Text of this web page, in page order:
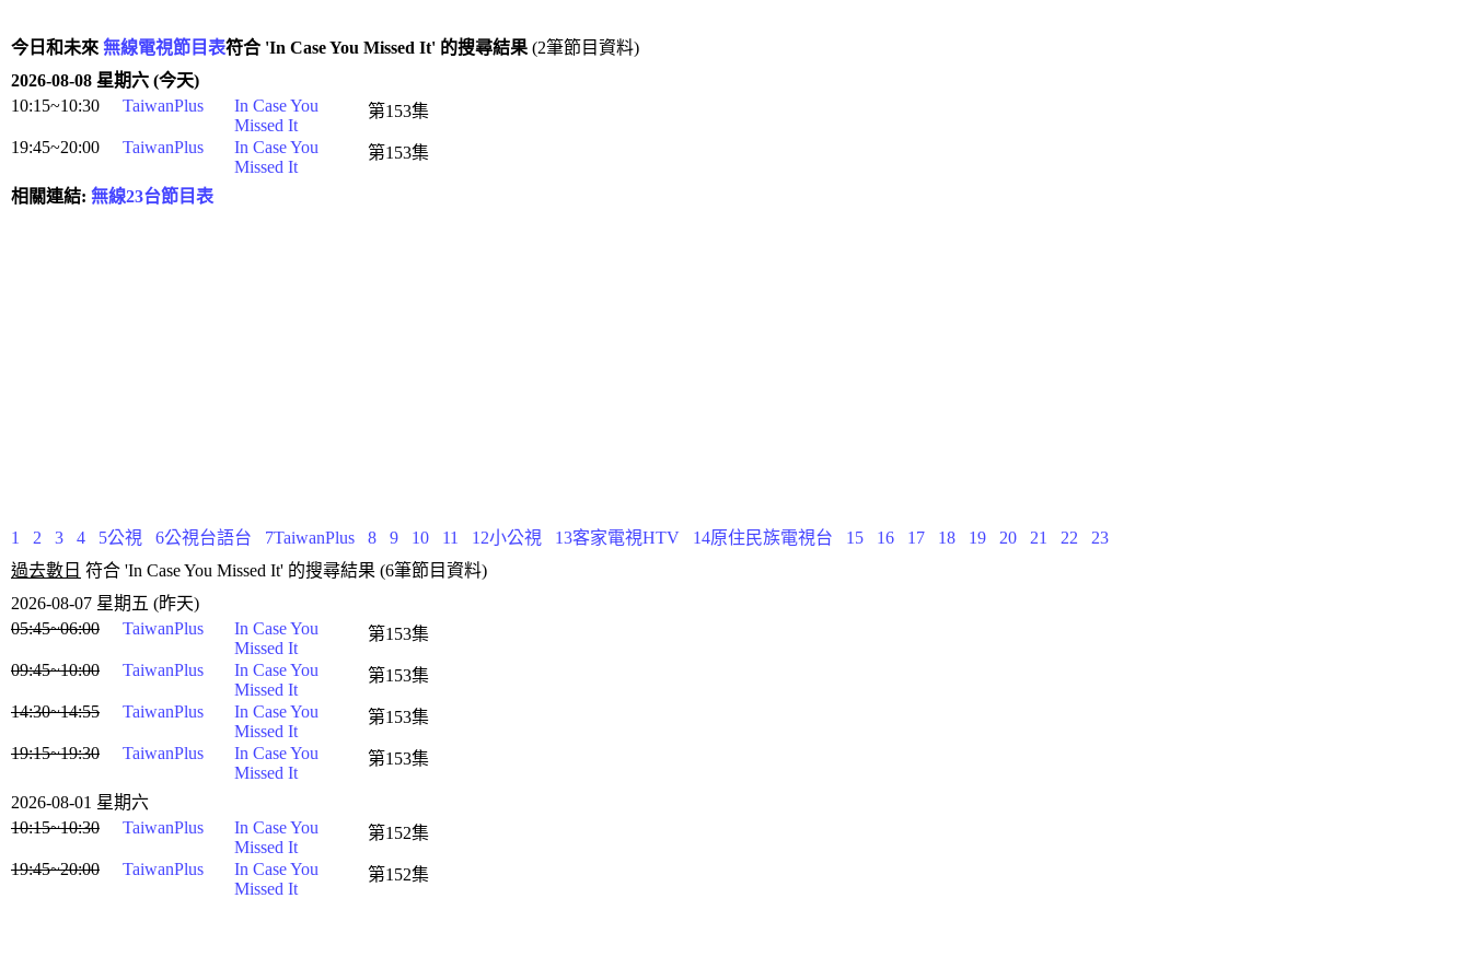
今日和未來 無線電視節目表符合 'In Case You Missed It' 的搜尋結果 (2筆節目資料)
2026-08-08 星期六 (今天)
10:15~10:30
TaiwanPlus
In Case You
Missed It
第153集
19:45~20:00
TaiwanPlus
In Case You
Missed It
第153集
相關連結: 無線23台節目表
1 2 3 4 5公視 6公視台語台 7TaiwanPlus 8 9 10 11 12小公視 13客家電視HTV 14原住民族電視台 15 16 17 18 19 20 21 22
23
過去數日 符合 'In Case You Missed It' 的搜尋結果 (6筆節目資料)
2026-08-07 星期五 (昨天)
05:45~06:00
TaiwanPlus
In Case You
Missed It
第153集
09:45~10:00
TaiwanPlus
In Case You
Missed It
第153集
14:30~14:55
TaiwanPlus
In Case You
Missed It
第153集
19:15~19:30
TaiwanPlus
In Case You
Missed It
第153集
2026-08-01 星期六
10:15~10:30
TaiwanPlus
In Case You
Missed It
第152集
19:45~20:00
TaiwanPlus
In Case You
Missed It
第152集